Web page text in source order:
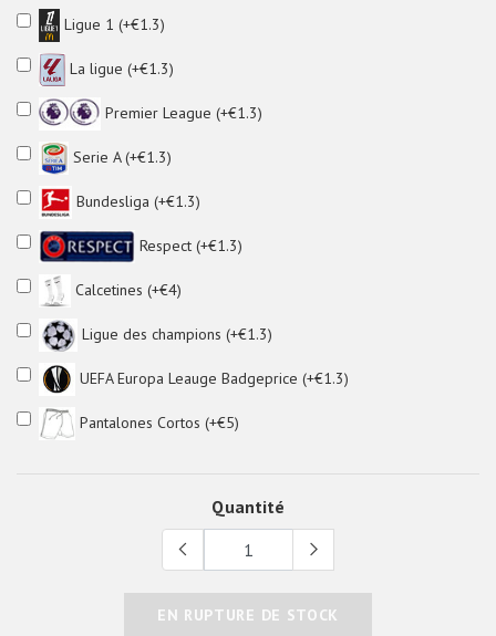
Ligue 1 (+€1.3)
La ligue (+€1.3)
Premier League (+€1.3)
Serie A (+€1.3)
Bundesliga (+€1.3)
Respect (+€1.3)
Calcetines (+€4)
Ligue des champions (+€1.3)
UEFA Europa Leauge Badgeprice (+€1.3)
Pantalones Cortos (+€5)
Quantité
EN RUPTURE DE STOCK